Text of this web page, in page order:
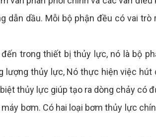
dẫn dầu. Mỗi bộ phận đều có vai trò
trong thiết bị thủy lực, nó là bộ
lượng thủy lực, Nó thực hiện việc
thủy lực giúp tạo ra dòng chảy có
bơm. Có hai loại bơm thủy lực